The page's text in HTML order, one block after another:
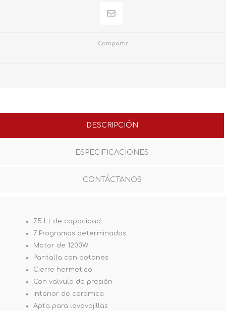
Compartir
DESCRIPCIÓN
ESPECIFICACIONES
CONTÁCTANOS
7.5 Lt de capacidad
7 Programas determinados
Motor de 1200W
Pantalla con botones
Cierre hermetico
Con valvula de presión
Interior de ceramica
Apta para lavavajillas